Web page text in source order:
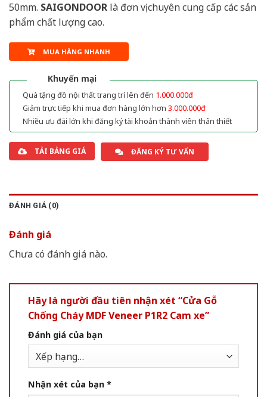
50mm. SAIGONDOOR là đơn vị chuyên cung cấp các sản
phẩm chất lượng cao.
MUA HÀNG NHANH
Khuyến mại
Quà tặng đồ nội thất trang trí lên đến 1.000.000đ
Giảm trực tiếp khi mua đơn hàng lớn hơn 3.000.000đ
Nhiều ưu đãi lớn khi đăng ký tài khoản thành viên thân thiết
TẢI BẢNG GIÁ ĐĂNG KÝ TƯ VẤN
ĐÁNH GIÁ (0)
Đánh giá
Chưa có đánh giá nào.
Hãy là người đầu tiên nhận xét “Cửa Gỗ
Chống Cháy MDF Veneer P1R2 Cam xe”
Đánh giá của bạn
Nhận xét của bạn *